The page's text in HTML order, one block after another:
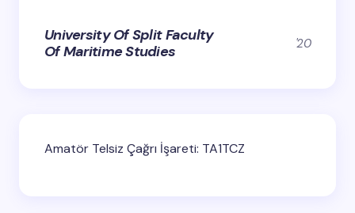
University Of Split Faculty
Of Maritime Studies
'20
Amatör Telsiz Çağrı İşareti: TA1TCZ